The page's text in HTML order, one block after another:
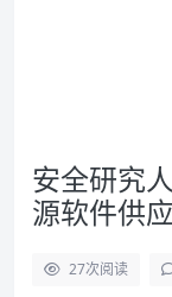
安全研究
源软件供
27次阅读